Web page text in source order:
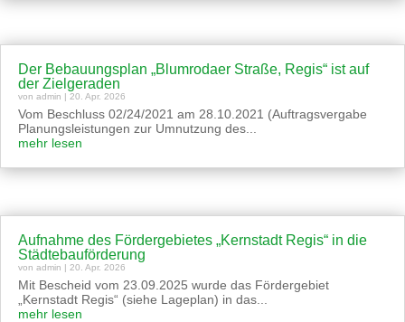
Der Bebauungsplan „Blumrodaer Straße, Regis“ ist auf
der Zielgeraden
von admin | 20. Apr. 2026
Vom Beschluss 02/24/2021 am 28.10.2021 (Auftragsvergabe
Planungsleistungen zur Umnutzung des...
mehr lesen
Aufnahme des Fördergebietes „Kernstadt Regis“ in die
Städtebauförderung
von admin | 20. Apr. 2026
Mit Bescheid vom 23.09.2025 wurde das Fördergebiet
„Kernstadt Regis“ (siehe Lageplan) in das...
mehr lesen